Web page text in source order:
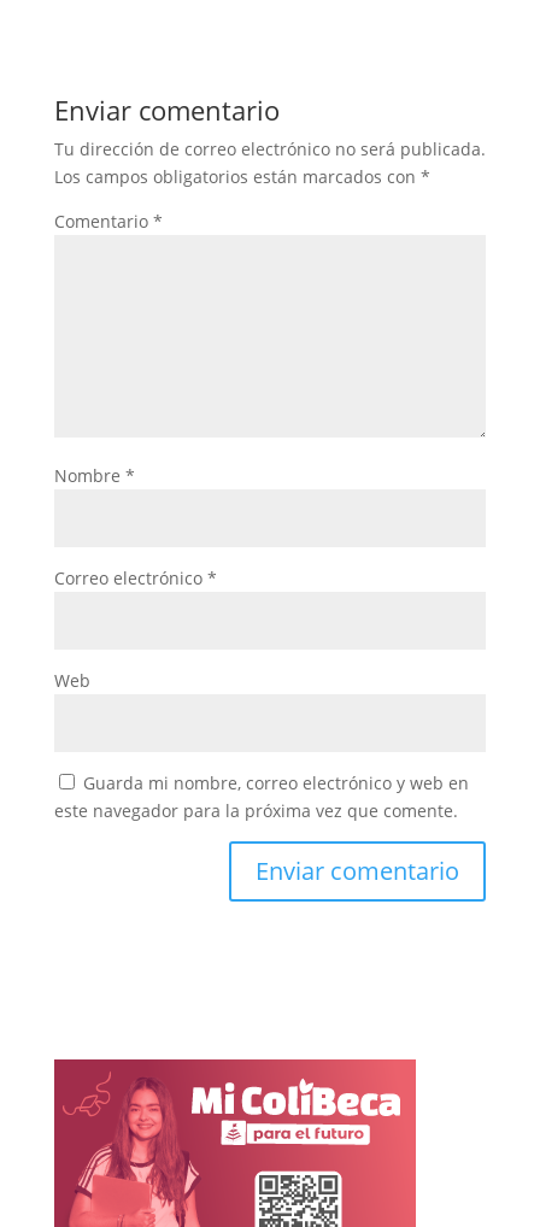
Enviar comentario
Tu dirección de correo electrónico no será publicada.
Los campos obligatorios están marcados con *
Comentario *
Nombre *
Correo electrónico *
Web
Guarda mi nombre, correo electrónico y web en
este navegador para la próxima vez que comente.